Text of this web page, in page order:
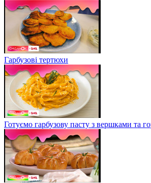
Гарбузові тертюхи
Готуємо гарбузову пасту з вершками та